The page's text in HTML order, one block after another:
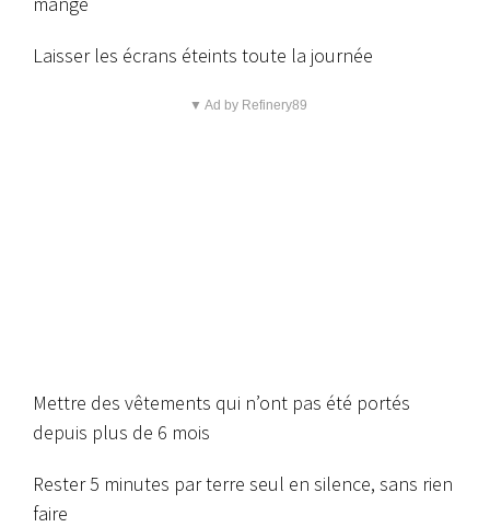
Laisser les écrans éteints toute la journée
▼ Ad by Refinery89
Mettre des vêtements qui n’ont pas été portés
depuis plus de 6 mois
Rester 5 minutes par terre seul en silence, sans rien
faire